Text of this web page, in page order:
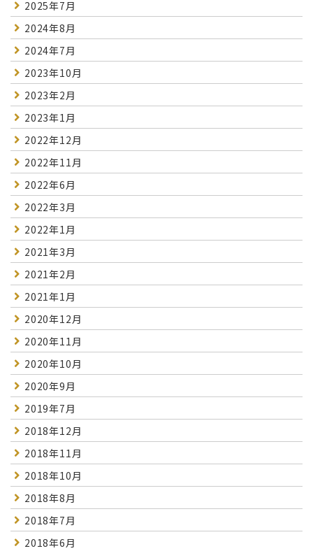
2025年7月
2024年8月
2024年7月
2023年10月
2023年2月
2023年1月
2022年12月
2022年11月
2022年6月
2022年3月
2022年1月
2021年3月
2021年2月
2021年1月
2020年12月
2020年11月
2020年10月
2020年9月
2019年7月
2018年12月
2018年11月
2018年10月
2018年8月
2018年7月
2018年6月